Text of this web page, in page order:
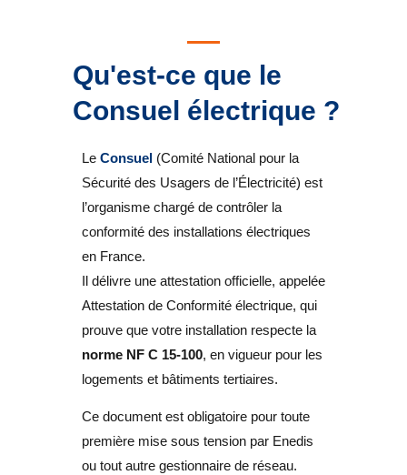
Qu'est-ce que le
Consuel électrique ?
Le Consuel (Comité National pour la
Sécurité des Usagers de l’Électricité) est
l’organisme chargé de contrôler la
conformité des installations électriques
en France.
Il délivre une attestation officielle, appelée
Attestation de Conformité électrique, qui
prouve que votre installation respecte la
norme NF C 15-100, en vigueur pour les
logements et bâtiments tertiaires.
Ce document est obligatoire pour toute
première mise sous tension par Enedis
ou tout autre gestionnaire de réseau.